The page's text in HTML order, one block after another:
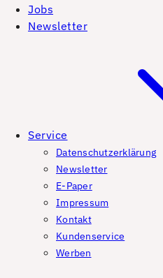
Jobs
Newsletter
Service
Datenschutzerklärung
Newsletter
E-Paper
Impressum
Kontakt
Kundenservice
Werben